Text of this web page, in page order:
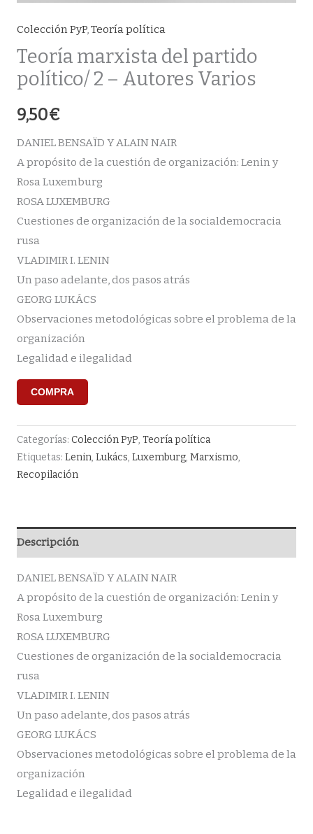
Colección PyP, Teoría política
Teoría marxista del partido
político/ 2 – Autores Varios
9,50€
DANIEL BENSAÏD Y ALAIN NAIR
A propósito de la cuestión de organización: Lenin y
Rosa Luxemburg
ROSA LUXEMBURG
Cuestiones de organización de la socialdemocracia
rusa
VLADIMIR I. LENIN
Un paso adelante, dos pasos atrás
GEORG LUKÁCS
Observaciones metodológicas sobre el problema de la
organización
Legalidad e ilegalidad
COMPRA
Categorías: Colección PyP, Teoría política
Etiquetas: Lenin, Lukács, Luxemburg, Marxismo,
Recopilación
Descripción
DANIEL BENSAÏD Y ALAIN NAIR
A propósito de la cuestión de organización: Lenin y
Rosa Luxemburg
ROSA LUXEMBURG
Cuestiones de organización de la socialdemocracia
rusa
VLADIMIR I. LENIN
Un paso adelante, dos pasos atrás
GEORG LUKÁCS
Observaciones metodológicas sobre el problema de la
organización
Legalidad e ilegalidad